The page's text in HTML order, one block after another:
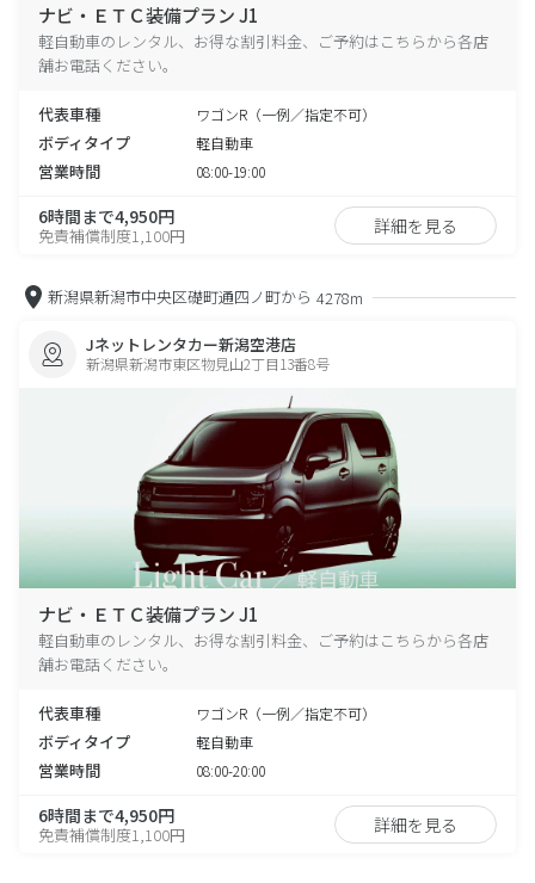
ナビ・ＥＴＣ装備プラン J1
軽自動車のレンタル、お得な割引料金、ご予約はこちらから各店
舗お電話ください。
代表車種 ワゴンR（一例／指定不可）
ボディタイプ 軽自動車
営業時間 08:00-19:00
6時間まで4,950円
免責補償制度1,100円 詳細を見る
新潟県新潟市中央区礎町通四ノ町から 4278m
Jネットレンタカー新潟空港店
新潟県新潟市東区物見山2丁目13番8号
ナビ・ＥＴＣ装備プラン J1
軽自動車のレンタル、お得な割引料金、ご予約はこちらから各店
舗お電話ください。
代表車種 ワゴンR（一例／指定不可）
ボディタイプ 軽自動車
営業時間 08:00-20:00
6時間まで4,950円
免責補償制度1,100円 詳細を見る